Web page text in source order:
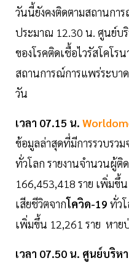
วันนี้ยังคงติดตามสถานการ
ประมาณ 12.30 น. ศูนย์บ
ของโรคติดเชื้อไวรัสโคโร
สถานการณ์การแพร่ระบา
วัน
เวลา 07.15 น.
ข้อมูลล่าสุดที่มีการรวบรว
ทั่วโลก รายงานจำนวนผู้ติด
166,453,418 ราย เพิ่มขึ้
เสียชีวิตจากโควิด-19 ทั่ว
เพิ่มขึ้น 12,261 ราย หาย
เวลา 07.50 น. ศูนย์บริห